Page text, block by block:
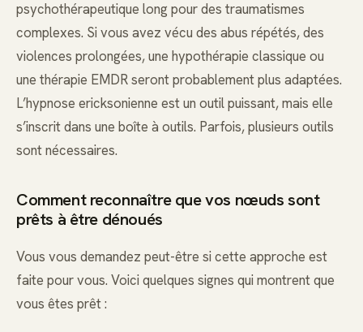
psychothérapeutique long pour des traumatismes
complexes. Si vous avez vécu des abus répétés, des
violences prolongées, une hypothérapie classique ou
une thérapie EMDR seront probablement plus adaptées.
L’hypnose ericksonienne est un outil puissant, mais elle
s’inscrit dans une boîte à outils. Parfois, plusieurs outils
sont nécessaires.
Comment reconnaître que vos nœuds sont
prêts à être dénoués
Vous vous demandez peut-être si cette approche est
faite pour vous. Voici quelques signes qui montrent que
vous êtes prêt :